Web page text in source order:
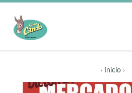
› Inicio ›